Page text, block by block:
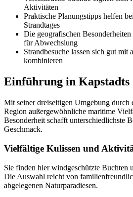
Aktivitäten
Praktische Planungstipps helfen
Strandtages
Die geografischen
für Abwechslung
Strandbesuche lassen sich gut mit
kombinieren
Einführung in Kapstadts
Mit seiner dreiseitigen Umgebung durch
Region außergewöhnliche maritime
Besonderheit schafft unterschiedlichste
Geschmack.
Vielfältige Kulissen und
Sie finden hier windgeschützte Buchten
Die Auswahl reicht von
abgelegenen Naturparadiesen.